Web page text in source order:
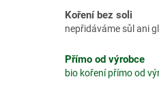
Koření bez soli
nepřidáváme sůl ani
Přímo od výrobce
bio koření přímo od